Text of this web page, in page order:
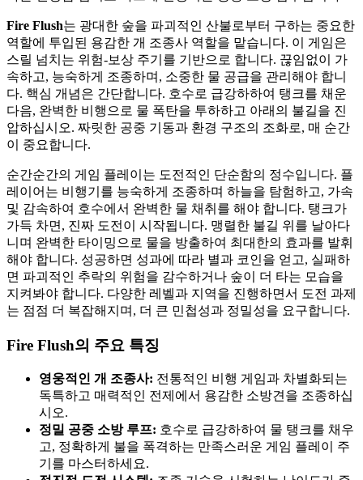
Fire Flush는 광대한 숲을 파괴적인 산불로부터 구하는 중요한
역할에 투입된 용감한 개 조종사 역할을 맡습니다. 이 게임은
스릴 넘치는 위험-보상 주기를 기반으로 합니다. 끊임없이 가
속하고, 능숙하게 조종하며, 소중한 물 공급을 관리해야 합니
다. 핵심 개념은 간단합니다. 호수로 급강하하여 탱크를 채운
다음, 완벽한 비행으로 물 폭탄을 투하하고 아래의 불길을 진
압하십시오. 짜릿한 공중 기동과 환경 구조의 조화로, 매 순간
이 중요합니다.
순간순간의 게임 플레이는 도전적인 단순함의 정수입니다. 플
레이어는 비행기를 능숙하게 조종하며 하늘을 탐험하고, 가속
및 감속하여 호수에서 완벽한 물 채취를 해야 합니다. 탱크가
가득 차면, 진짜 도전이 시작됩니다. 맹렬한 불길 위를 날아다
니며 완벽한 타이밍으로 물을 방출하여 최대한의 효과를 발휘
해야 합니다. 성공하면 성과에 따라 별과 코인을 얻고, 실패하
면 파괴적인 추락의 위험을 감수하거나 숲이 더 타는 모습을
지켜봐야 합니다. 다양한 레벨과 지역을 진행하면서 도전 과제
는 점점 더 복잡해지며, 더 큰 민첩성과 정밀성을 요구합니다.
Fire Flush의 주요 특징
영웅적인 개 조종사: 전통적인 비행 게임과 차별화되는
독특하고 매력적인 전제에서 용감한 소방견을 조종하십
시오.
정밀 공중 소방 루프: 호수로 급강하하여 물 탱크를 채우
고, 정확하게 불을 폭격하는 만족스러운 게임 플레이 주
기를 마스터하세요.